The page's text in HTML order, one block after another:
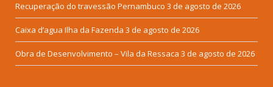
Recuperação do travessão Pernambuco 3 de agosto de 2026
Caixa d’agua Ilha da Fazenda 3 de agosto de 2026
Obra de Desenvolvimento – Vila da Ressaca 3 de agosto de 2026